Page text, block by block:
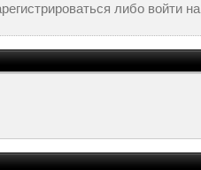
либо войти на